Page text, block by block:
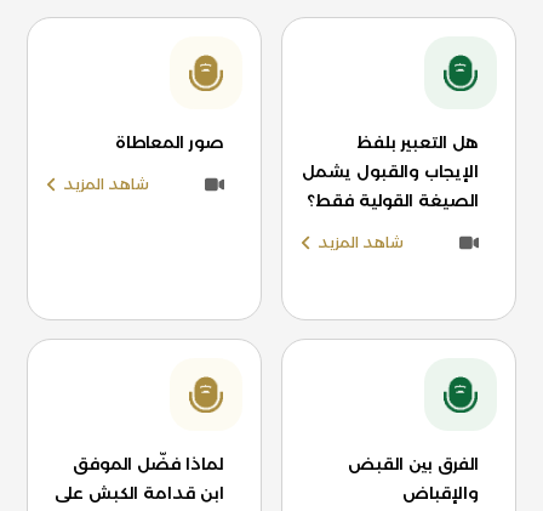
هل التعبير بلفظ
الإيجاب والقبول يشمل
الصيغة القولية فقط؟
شاهد المزيد
صور المعاطاة
شاهد المزيد
الفرق بين القبض
والإقباض
لماذا فضّل الموفق
ابن قدامة الكبش على